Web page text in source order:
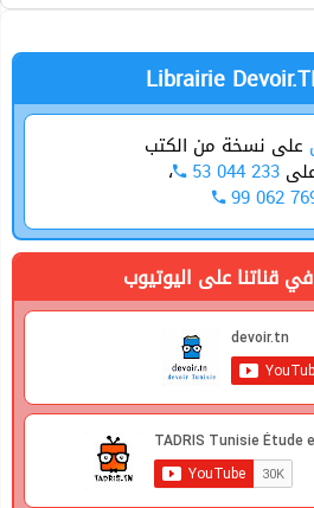
على نسخة من الكتب
53 044 233 ،
99 062
قناتنا على اليوتيوب